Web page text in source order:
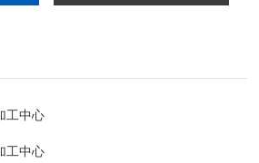
工中心
工中心